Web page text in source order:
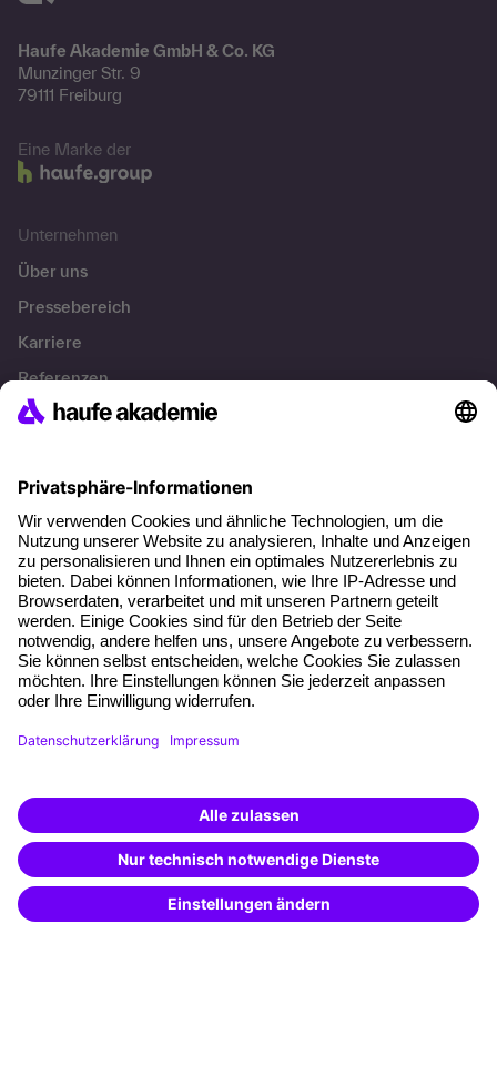
Haufe Akademie GmbH & Co. KG
Munzinger Str. 9
79111 Freiburg
Eine Marke der
Unternehmen
Über uns
Pressebereich
Karriere
Referenzen
Soziale Verantwortung
Über unser Angebot
Planungssicherheit
Freie Seminarplätze
Qualitätsstandards
Planung und Locations
Fördermöglichkeiten
Besondere Angebote
Potenzialanalyse
Transfercoaching
Weiterbildung finden -
mit KI-Power!
Beschreibe was du suchst und erhalte
passende Weiterbildungen vomKI-Berater
– schnell und treffsicher.